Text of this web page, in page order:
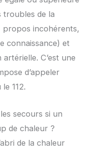
troubles de la
propos incohérents,
connaissance) et
C’est une
d’appeler
112.
secours si un
de chaleur ?
de la chaleur